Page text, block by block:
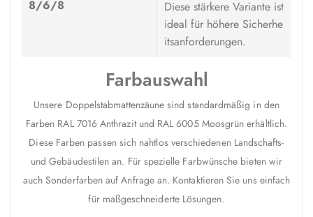
8/6/8
Diese stärkere Variante ist
ideal für höhere Sicherhe
itsanforderungen.
Farbauswahl
Unsere Doppelstabmattenzäune sind standardmäßig in den
Farben RAL 7016 Anthrazit und RAL 6005 Moosgrün erhältlich.
Diese Farben passen sich nahtlos verschiedenen Landschafts-
und Gebäudestilen an. Für spezielle Farbwünsche bieten wir
auch Sonderfarben auf Anfrage an. Kontaktieren Sie uns einfach
für maßgeschneiderte Lösungen.